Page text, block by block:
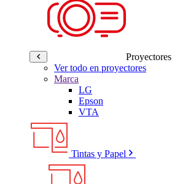
Proyectores
Ver todo en proyectores
Marca
LG
Epson
VTA
Tintas y Papel